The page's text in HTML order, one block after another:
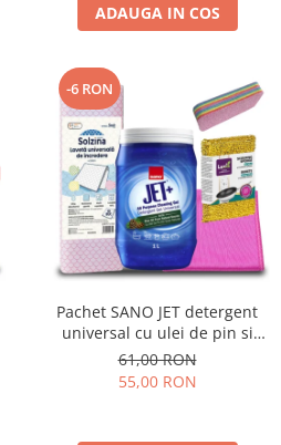
ADAUGA IN COS
-6 RON
Pachet SANO JET detergent
universal cu ulei de pin si
accesorii de curatenie
61,00 RON
55,00 RON